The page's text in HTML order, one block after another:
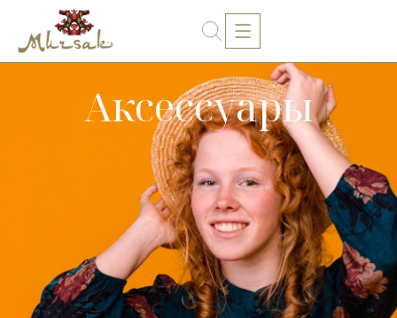
Аксессуары